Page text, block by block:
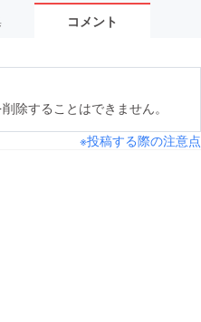
コメント
除することはできません。
※投稿する際の注意点